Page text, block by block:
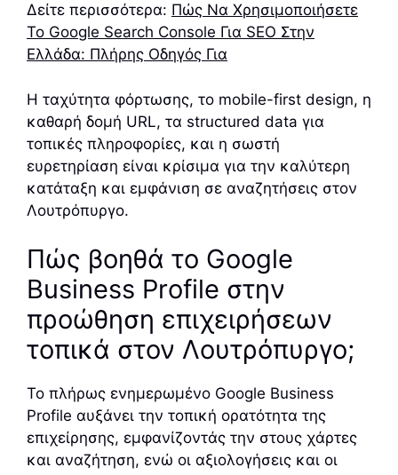
Δείτε περισσότερα: Πώς Να Χρησιμοποιήσετε
Το Google Search Console Για SEO Στην
Ελλάδα: Πλήρης Οδηγός Για
Η ταχύτητα φόρτωσης, το mobile-first design, η
καθαρή δομή URL, τα structured data για
τοπικές πληροφορίες, και η σωστή
ευρετηρίαση είναι κρίσιμα για την καλύτερη
κατάταξη και εμφάνιση σε αναζητήσεις στον
Λουτρόπυργο.
Πώς βοηθά το Google
Business Profile στην
προώθηση επιχειρήσεων
τοπικά στον Λουτρόπυργο;
Το πλήρως ενημερωμένο Google Business
Profile αυξάνει την τοπική ορατότητα της
επιχείρησης, εμφανίζοντάς την στους χάρτες
και αναζήτηση, ενώ οι αξιολογήσεις και οι